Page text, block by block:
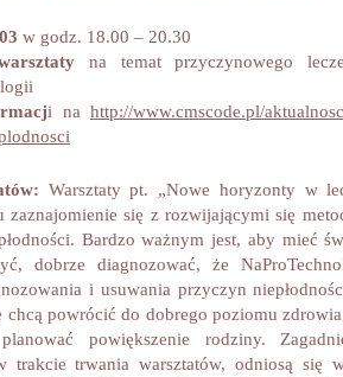
w godz. 18.00 – 20.30
na temat przyczynowego
i nahttp://www.cmscode.pl/
Warsztaty pt. „Nowe horyzonty w
zaznajomienie się z rozwijającymi się
Bardzo ważnym jest, aby mieć
dobrze diagnozować, że
i usuwania przyczyn
chcą powrócić do dobrego poziomu
powiększenie rodziny.
trakcie trwania warsztatów, odniosą się